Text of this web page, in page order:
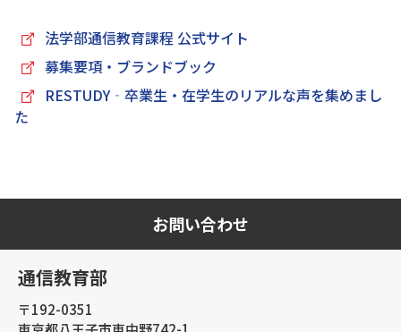
法学部通信教育課程 公式サイト
募集要項・ブランドブック
RESTUDY‐卒業生・在学生のリアルな声を集めまし
た
お問い合わせ
通信教育部
〒192-0351